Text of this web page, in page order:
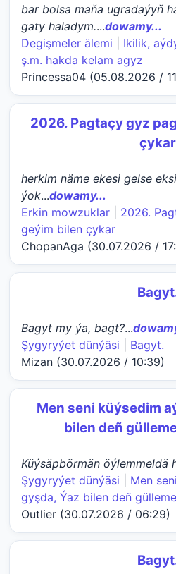
bar bolsa maňa ugradaýyň
gaty haladym....dowamy...
Degişmeler älemi
Ikilik,
ş.m. hakda kelam agyz
Princessa04 (05.08.2026 /
2026. Pagtaçy gyz
çykar
herkim näme ekesi gelse
ýok...dowamy...
Erkin mowzuklar
2026.
geýim bilen çykar
ChopanAga (30.07.2026 /
Bagyt my ýa, bagt?...
Şygyryýet dünýäsi
Bagyt.
Mizan (30.07.2026 / 10:39)
Men seni küýsedim
bilen deñ
Küýsäpbörmän öýlemmeldä
Şygyryýet dünýäsi
Men
gyşda, Ýaz bilen deñ
Outlier (30.07.2026 / 06:29)